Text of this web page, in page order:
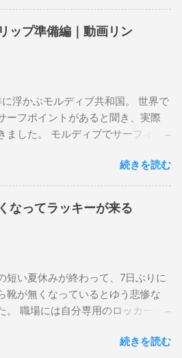
去のボードたちはもうすでに人に
元に無いのがほとんどだけど。 色
ボードに乗って、サーフィンの世
ーチ 最もロングライドしてきたポ
ッパー、レインボーベイ、グリ
ト、クーリービーチ、キラ、レノ
るポイント バーレー、キラ、レイ
、クーリービーチ 絶対に入りたい
ベルズビーチ、グレートオーシャ
ル DHD DX-1
8×2'3/16 Glassing Team 4×4
patch FCS Dacy 6'0 Nick Maz 5'5"×
18 FCS 375mm 295mm Firewire
OMNI 5' 3"×18'5/8"×2'1/4" Round
ップ準備編｜動画リン
浮かぶモルディブ共和国。 世界で
ーフポイントがあると聞き、実際
ました。 モルディブでサーフィン
ートに滞在して目の前のブレイク
スタイル。もうひとつが、複数の
巡る「ボートトリップ」です。 今
ートトリップで、時間と空間の贅
チャンネル「よういちチャンネル
」と、国内外のサーフトリップ専
「Geekoutトラベル」さんとのコラ
アクセス方法やスケジュールをま
続きを読む
なってラッキーが来る
短い夏休みが終わって、7日ぶりに
靴が無くなっているとゆう悲惨な
。 職場には自分専用のロッカーが
だが、仕事中に履いているシェフ
続きを読む